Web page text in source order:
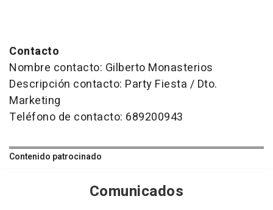
Contacto
Nombre contacto: Gilberto Monasterios
Descripción contacto: Party Fiesta / Dto.
Marketing
Teléfono de contacto: 689200943
Contenido patrocinado
Comunicados